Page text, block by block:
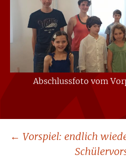
Abschluss­foto vom
← Vorspiel: endlich